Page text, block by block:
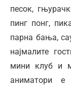
песок,
пинг понг,
парна бања,
најмалите
мини клуб и
аниматори